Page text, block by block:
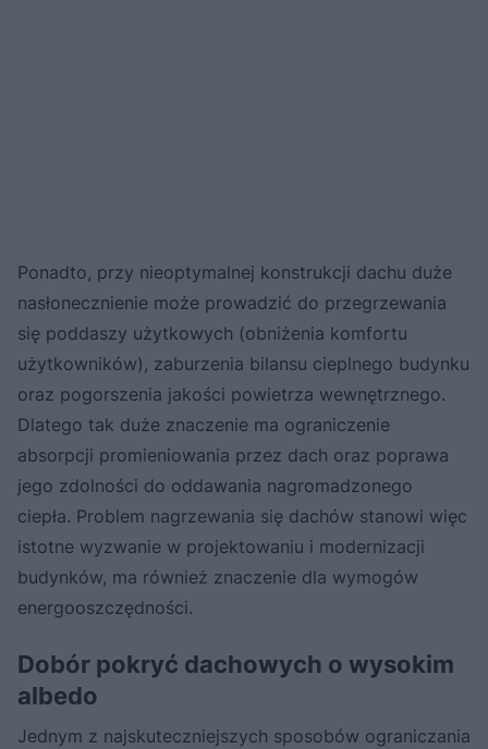
Ponadto, przy nieoptymalnej konstrukcji dachu duże
nasłonecznienie może prowadzić do przegrzewania
się poddaszy użytkowych (obniżenia komfortu
użytkowników), zaburzenia bilansu cieplnego budynku
oraz pogorszenia jakości powietrza wewnętrznego.
Dlatego tak duże znaczenie ma ograniczenie
absorpcji promieniowania przez dach oraz poprawa
jego zdolności do oddawania nagromadzonego
ciepła. Problem nagrzewania się dachów stanowi więc
istotne wyzwanie w projektowaniu i modernizacji
budynków, ma również znaczenie dla wymogów
energooszczędności.
Dobór pokryć dachowych o wysokim
albedo
Jednym z najskuteczniejszych sposobów ograniczania